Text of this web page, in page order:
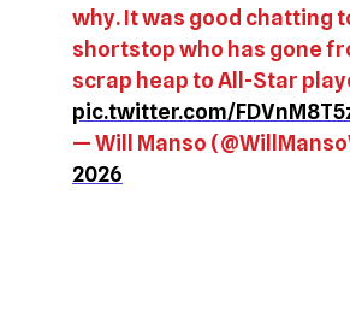
why. It was good chatting
shortstop who has gone
scrap heap to All-Star
pic.twitter.com/
— Will Manso
2026